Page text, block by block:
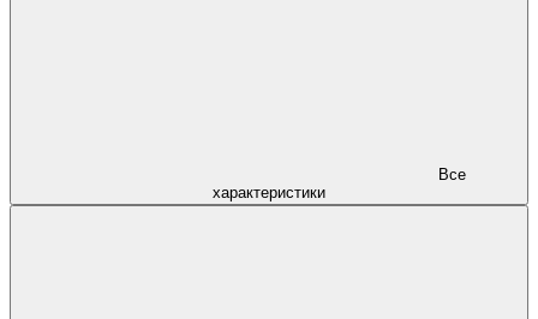
характеристики